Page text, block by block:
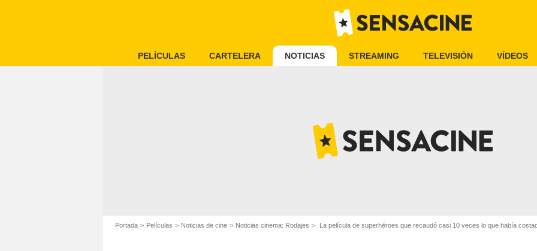
PELÍCULAS CARTELERA NOTICIAS STREAMING TELEVISIÓN VÍDEOS
Portada Películas Noticias de cine Noticias cinema: Rodajes La película de superhéroes que recaudó casi 10 veces lo que había